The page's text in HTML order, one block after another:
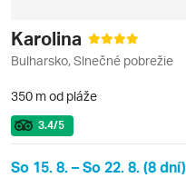
Karolina
Bulharsko, Slnečné pobrežie
350 m od pláže
3.4/5
So 15. 8. – So 22. 8. (8 dní)